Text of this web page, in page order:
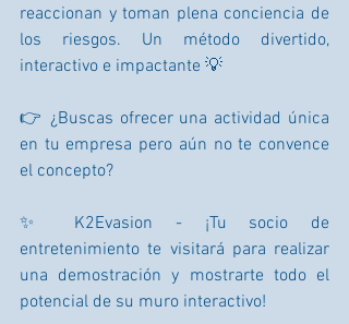
reaccionan y toman plena conciencia de
los riesgos. Un método divertido,
interactivo e impactante 💡
👉 ¿Buscas ofrecer una actividad única
en tu empresa pero aún no te convence
el concepto?
✨ K2Evasion - ¡Tu socio de
entretenimiento te visitará para realizar
una demostración y mostrarte todo el
potencial de su muro interactivo!